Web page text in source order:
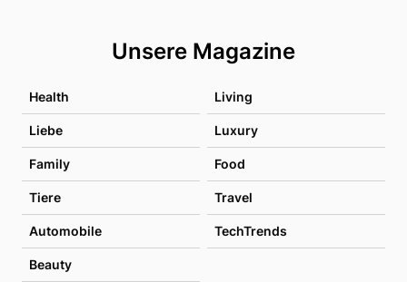
Unsere Magazine
Health Living
Liebe Luxury
Family Food
Tiere Travel
Automobile TechTrends
Beauty